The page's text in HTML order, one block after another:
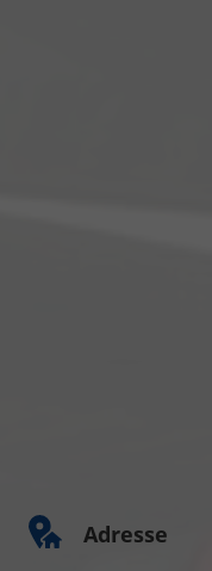
Adresse